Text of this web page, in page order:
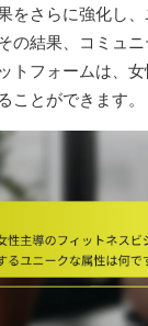
をさらに強化し
の結果、コミュ
トフォームは、
ことができます。